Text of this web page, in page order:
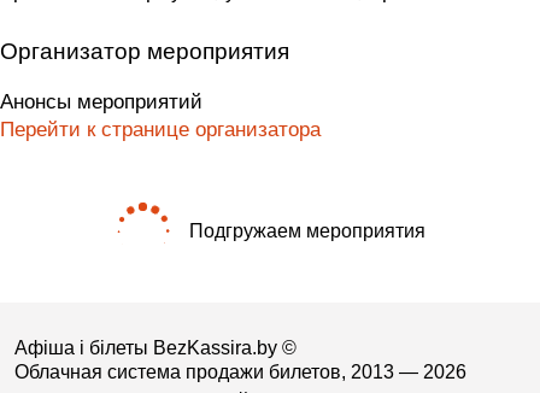
Организатор мероприятия
Анонсы мероприятий
Перейти к странице организатора
Подгружаем мероприятия
Афіша і білеты BezKassira.by ©
Облачная система продажи билетов, 2013 — 2026